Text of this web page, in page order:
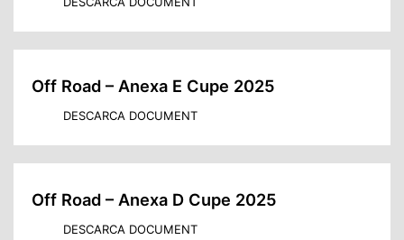
Off Road – Anexa E Cupe 2025
DESCARCA DOCUMENT
Off Road – Anexa D Cupe 2025
DESCARCA DOCUMENT